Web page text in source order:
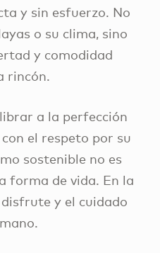
y sin esfuerzo. No
o su clima, sino
y comodidad
rincón.
a la perfección
el respeto por su
sostenible no es
forma de vida. En la
y el cuidado